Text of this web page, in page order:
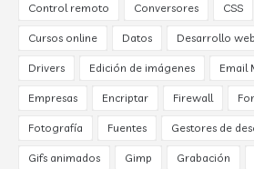
Control remoto Conversores CSS
Cursos online Datos Desarrollo web
Drivers Edición de imágenes Email
Empresas Encriptar Firewall
Fotografía Fuentes Gestores de
Gifs animados Gimp Grabación